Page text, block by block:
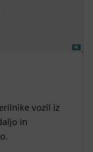
vozil iz
in